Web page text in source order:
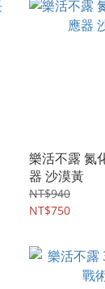
樂活不露 氮
器 沙漠黃
NT$940
NT$750